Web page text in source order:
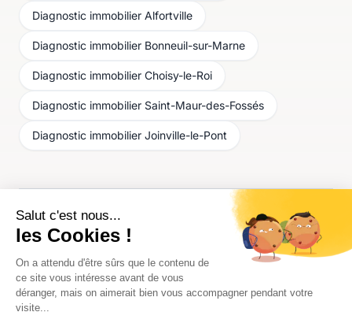
Diagnostic immobilier Alfortville
Diagnostic immobilier Bonneuil-sur-Marne
Diagnostic immobilier Choisy-le-Roi
Diagnostic immobilier Saint-Maur-des-Fossés
Diagnostic immobilier Joinville-le-Pont
Données DPE : ADEME, base des diagnostics de
performance énergétique des logements existants (depuis
juillet 2021). Population et découpage administratif : INSEE
via l'API Géo. Nombre de diagnostiqueurs et tarifs : données
Joole.
Page mise à jour le 6 août 2026